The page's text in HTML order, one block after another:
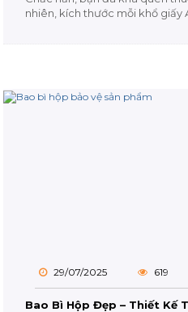
hàng những dịch vụ tốt
nhiên, kích thước mỗi khổ giấy
29/07/2025 619
Bao Bì Hộp Đẹp – Thiết Kế